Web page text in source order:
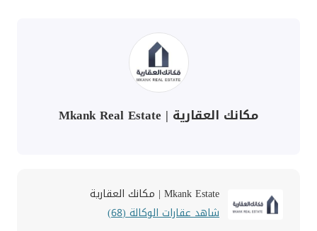
مكانك العقارية | Mkank Real Estate
Mkank Estate | مكانك العقارية
شاهد عقارات الوكالة (68)